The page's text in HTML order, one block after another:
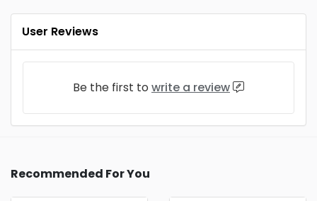
User Reviews
Be the first to write a review
Recommended For You